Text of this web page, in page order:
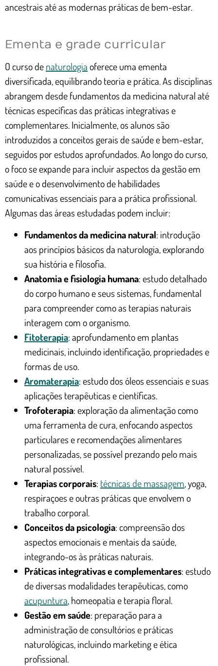
ancestrais até as modernas práticas de bem-estar.
Ementa e grade curricular
O curso denaturologiaoferece uma ementa
diversificada, equilibrando teoria e prática. As disciplinas
abrangem desde fundamentos da medicina natural até
técnicas específicas das práticas integrativas e
complementares. Inicialmente, os alunos são
introduzidos a conceitos gerais de saúde e bem-estar,
seguidos por estudos aprofundados. Ao longo do curso,
o foco se expande para incluir aspectos da gestão em
saúde e o desenvolvimento de habilidades
comunicativas essenciais para a prática profissional.
Algumas das áreas estudadas podem incluir:
Fundamentos da medicina natural: introdução
aos princípios básicos da naturologia, explorando
sua história e filosofia.
Anatomia e fisiologia humana: estudo detalhado
do corpo humano e seus sistemas, fundamental
para compreender como as terapias naturais
interagem com o organismo.
Fitoterapia: aprofundamento em plantas
medicinais, incluindo identificação, propriedades e
formas de uso.
Aromaterapia: estudo dos óleos essenciais e suas
aplicações terapêuticas e científicas.
Trofoterapia: exploração da alimentação como
uma ferramenta de cura, enfocando aspectos
particulares e recomendações alimentares
personalizadas, se possível prezando pelo mais
natural possível.
Terapias corporais: técnicas de massagem, yoga,
respiraçoes e outras práticas que envolvem o
trabalho corporal.
Conceitos da psicologia: compreensão dos
aspectos emocionais e mentais da saúde,
integrando-os às práticas naturais.
Práticas integrativas e complementares: estudo
de diversas modalidades terapêuticas, como
acupuntura, homeopatia e terapia floral.
Gestão em saúde: preparação para a
administração de consultórios e práticas
naturológicas, incluindo marketing e ética
profissional.